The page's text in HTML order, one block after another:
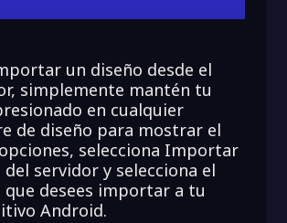
un diseño desde el
simplemente mantén tu
en cualquier
de diseño para mostrar el
selecciona Importar
del servidor y selecciona el
que desees importar a tu
Android.